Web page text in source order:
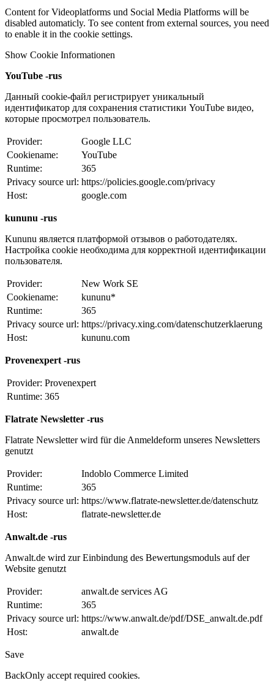
Content for Videoplatforms und Social Media Platforms will be
disabled automaticly. To see content from external sources, you need
to enable it in the cookie settings.
Show Cookie Informationen
YouTube -rus
Данный cookie-файл регистрирует уникальный
идентификатор для сохранения статистики YouTube видео,
которые просмотрел пользователь.
Provider:
Google LLC
Cookiename:
YouTube
Runtime:
365
Privacy source url: https://policies.google.com/privacy
Host:
google.com
kununu -rus
Kununu является платформой отзывов о работодателях.
Настройка cookie необходима для корректной идентификации
пользователя.
Provider:
New Work SE
Cookiename:
kununu*
Runtime:
365
Privacy source url: https://privacy.xing.com/datenschutzerklaerung
Host:
kununu.com
Provenexpert -rus
Provider: Provenexpert
Runtime: 365
Flatrate Newsletter -rus
Flatrate Newsletter wird für die Anmeldeform unseres Newsletters
genutzt
Provider:
Indoblo Commerce Limited
Runtime:
365
Privacy source url: https://www.flatrate-newsletter.de/datenschutz
Host:
flatrate-newsletter.de
Anwalt.de -rus
Anwalt.de wird zur Einbindung des Bewertungsmoduls auf der
Website genutzt
Provider:
anwalt.de services AG
Runtime:
365
Privacy source url: https://www.anwalt.de/pdf/DSE_anwalt.de.pdf
Host:
anwalt.de
Save
BackOnly accept required cookies.